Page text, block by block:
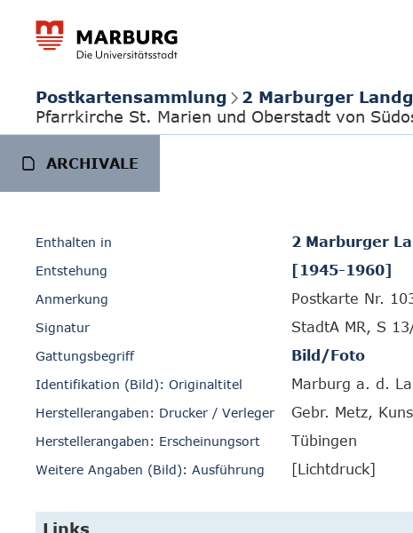
Postkartensammlung 2 Marburger
Pfarrkirche St. Marien und Oberstadt von
ARCHIVALE
Enthalten in 2 Marburger
Entstehung [1945-1960]
Anmerkung Postkarte Nr.
Signatur StadtA MR, S
Gattungsbegriff Bild/Foto
Identifikation (Bild): Originaltitel Marburg a. d.
Herstellerangaben: Drucker / Verleger Gebr. Metz,
Herstellerangaben: Erscheinungsort Tübingen
Weitere Angaben (Bild): Ausführung [Lichtdruck]
Links